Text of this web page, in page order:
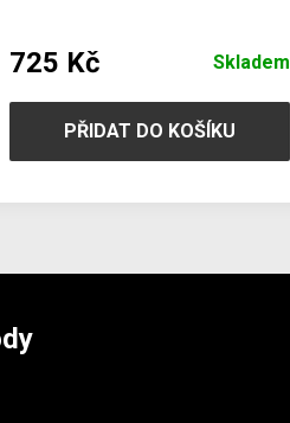
725 Kč Skladem
PŘIDAT DO KOŠÍKU